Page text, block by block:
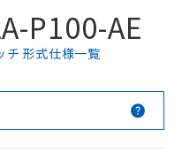
P100-AE
チ 形式仕様一覧